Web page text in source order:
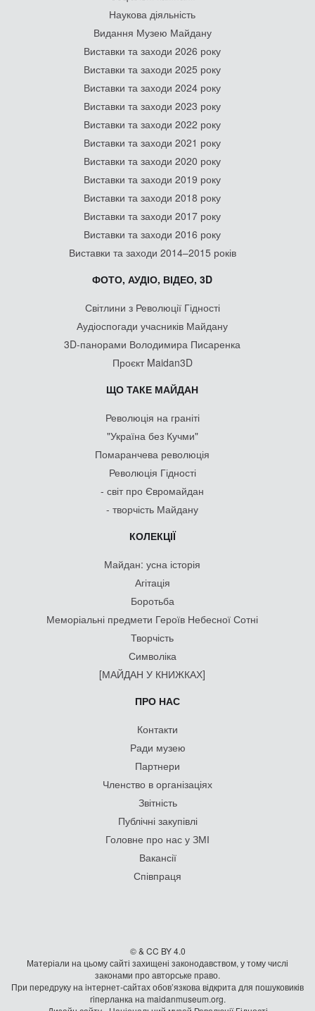
Наукова діяльність
Видання Музею Майдану
Виставки та заходи 2026 року
Виставки та заходи 2025 року
Виставки та заходи 2024 року
Виставки та заходи 2023 року
Виставки та заходи 2022 року
Виставки та заходи 2021 року
Виставки та заходи 2020 року
Виставки та заходи 2019 року
Виставки та заходи 2018 року
Виставки та заходи 2017 року
Виставки та заходи 2016 року
Виставки та заходи 2014–2015 років
ФОТО, АУДІО, ВІДЕО, 3D
Світлини з Революції Гідності
Аудіоспогади учасників Майдану
3D-панорами Володимира Писаренка
Проєкт Maidan3D
ЩО ТАКЕ МАЙДАН
Революція на граніті
"Україна без Кучми"
Помаранчева революція
Революція Гідності
- світ про Євромайдан
- творчість Майдану
КОЛЕКЦІЇ
Майдан: усна історія
Агітація
Боротьба
Меморіальні предмети Героїв Небесної Сотні
Творчість
Символіка
[МАЙДАН У КНИЖКАХ]
ПРО НАС
Контакти
Ради музею
Партнери
Членство в організаціях
Звітність
Публічні закупівлі
Головне про нас у ЗМІ
Вакансії
Співпраця
© & CC BY 4.0
Матеріали на цьому сайті захищені законодавством, у тому числі
законами про авторське право.
При передруку на iнтернет-сайтах обов’язкова відкрита для пошуковиків
гiперланка на maidanmuseum.org.